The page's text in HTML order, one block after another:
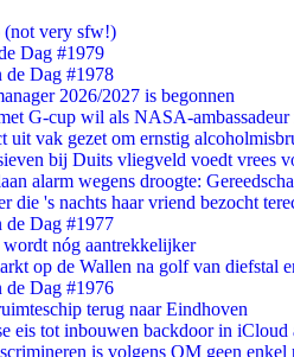
very sfw!)
Dag #1979
de Dag #1978
2026/2027 is begonnen
G-cup wil als NASA-ambassadeur
uit vak gezet om ernstig
bij Duits vliegveld voedt vrees
alarm wegens droogte:
die 's nachts haar vriend bezocht
de Dag #1977
nóg aantrekkelijker
op de Wallen na golf van diefstal
de Dag #1976
terug naar Eindhoven
eis tot inbouwen backdoor in iCloud
is volgens OM geen enkel